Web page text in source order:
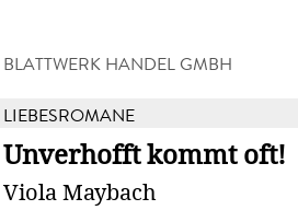
BLATTWERK HANDEL GMBH
LIEBESROMANE
Unverhofft kommt oft!
Viola Maybach